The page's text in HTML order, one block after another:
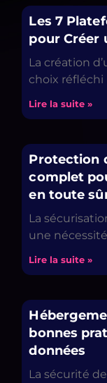
Les 7
pour Créer
La création
choix réfléchi
Lire la suite »
Protection
complet
en toute
La
une
Lire la suite »
bonnes
données
La sécurité